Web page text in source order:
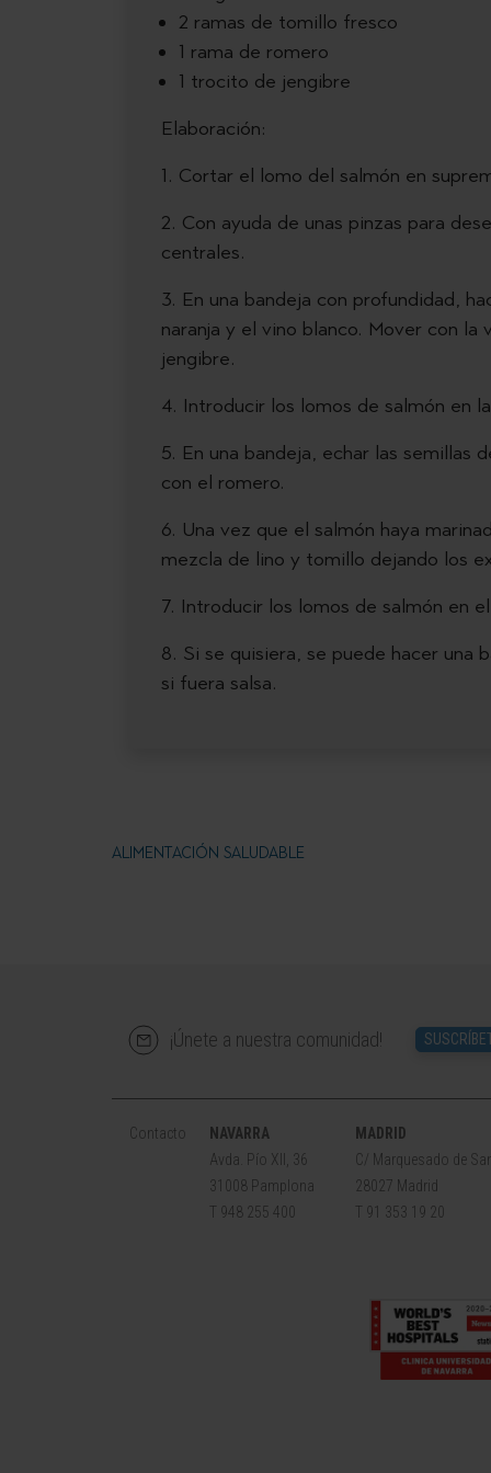
2 ramas de tomillo fresco
1 rama de romero
1 trocito de jengibre
Elaboración:
1. Cortar el lomo del salmón en
2. Con ayuda de unas pinzas para
centrales.
3. En una bandeja con profundidad,
naranja y el vino blanco. Mover con la
jengibre.
4. Introducir los lomos de salmón en
5. En una bandeja, echar las semillas
con el romero.
6. Una vez que el salmón haya
mezcla de lino y tomillo dejando los
7. Introducir los lomos de salmón en
8. Si se quisiera, se puede hacer una
si fuera salsa.
ALIMENTACIÓN SALUDABLE
¡Únete a nuestra comunidad!
Contacto
NAVARRA
Avda. Pío XII, 36
31008 Pamplona
T 948 255 400
MADRID
C/ Marquesado de
28027 Madrid
T 91 353 19 20